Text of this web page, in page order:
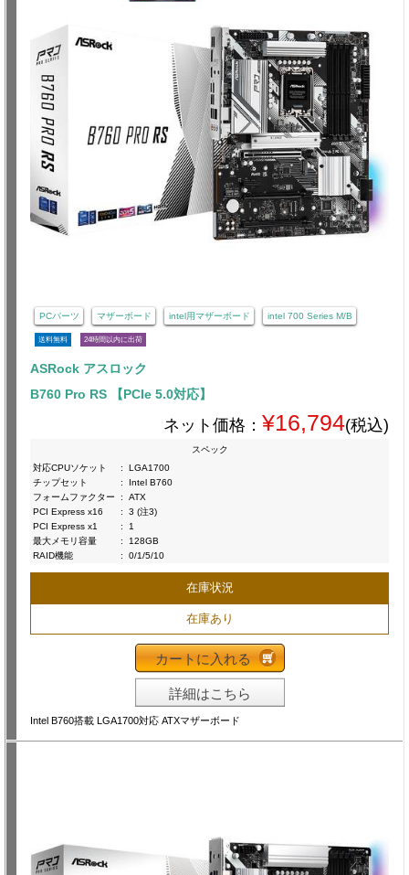
PCパーツ マザーボード intel用マザーボード intel 700 Series M/B
送料無料 24時間以内に出荷
ASRock アスロック
B760 Pro RS 【PCIe 5.0対応】
ネット価格： ¥16,794(税込)
スペック
対応CPUソケット
:
LGA1700
チップセット
:
Intel B760
フォームファクター
:
ATX
PCI Express x16
:
3 (注3)
PCI Express x1
:
1
最大メモリ容量
:
128GB
RAID機能
: 0/1/5/10
在庫状況
在庫あり
カートに入れる
詳細はこちら
Intel B760搭載 LGA1700対応 ATXマザーボード